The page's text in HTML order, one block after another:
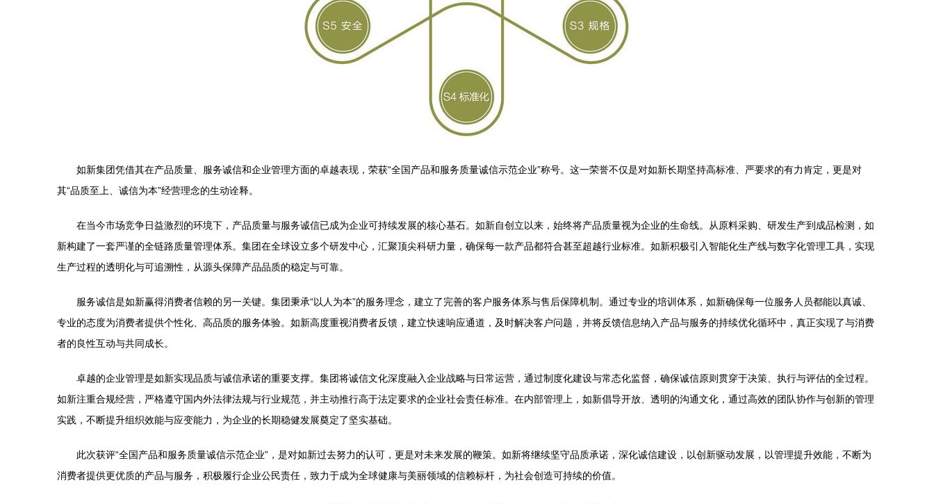
如新集团凭借其在产品质量、服务诚信和企业管理方面的卓越表现，荣获“全国产品和服务质量诚信示范企业”称号。这一荣誉不仅是对如新长期坚持高标准、严要求的有力肯定，更是对
其“品质至上、诚信为本”经营理念的生动诠释。
在当今市场竞争日益激烈的环境下，产品质量与服务诚信已成为企业可持续发展的核心基石。如新自创立以来，始终将产品质量视为企业的生命线。从原料采购、研发生产到成品检测，如
新构建了一套严谨的全链路质量管理体系。集团在全球设立多个研发中心，汇聚顶尖科研力量，确保每一款产品都符合甚至超越行业标准。如新积极引入智能化生产线与数字化管理工具，实现
生产过程的透明化与可追溯性，从源头保障产品品质的稳定与可靠。
服务诚信是如新赢得消费者信赖的另一关键。集团秉承“以人为本”的服务理念，建立了完善的客户服务体系与售后保障机制。通过专业的培训体系，如新确保每一位服务人员都能以真诚、
专业的态度为消费者提供个性化、高品质的服务体验。如新高度重视消费者反馈，建立快速响应通道，及时解决客户问题，并将反馈信息纳入产品与服务的持续优化循环中，真正实现了与消费
者的良性互动与共同成长。
卓越的企业管理是如新实现品质与诚信承诺的重要支撑。集团将诚信文化深度融入企业战略与日常运营，通过制度化建设与常态化监督，确保诚信原则贯穿于决策、执行与评估的全过程。
如新注重合规经营，严格遵守国内外法律法规与行业规范，并主动推行高于法定要求的企业社会责任标准。在内部管理上，如新倡导开放、透明的沟通文化，通过高效的团队协作与创新的管理
实践，不断提升组织效能与应变能力，为企业的长期稳健发展奠定了坚实基础。
此次获评“全国产品和服务质量诚信示范企业”，是对如新过去努力的认可，更是对未来发展的鞭策。如新将继续坚守品质承诺，深化诚信建设，以创新驱动发展，以管理提升效能，不断为
消费者提供更优质的产品与服务，积极履行企业公民责任，致力于成为全球健康与美丽领域的信赖标杆，为社会创造可持续的价值。